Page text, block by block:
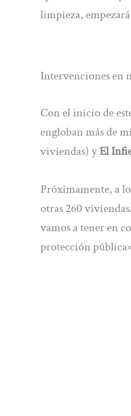
limpieza,
Intervenciones en
Con el inicio de
engloban más de
viviendas) yEl
Próximamente, a
otras 260
vamos a tener en
protección